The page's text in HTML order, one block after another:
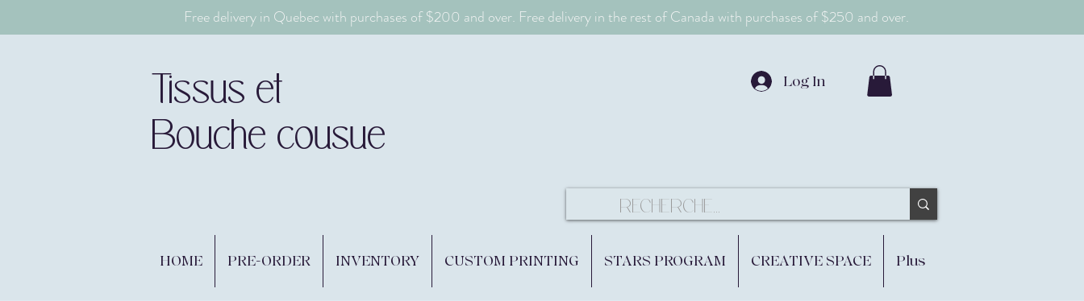
Free delivery in Quebec with purchases of $200 and over. Free delivery in the rest of Canada with purchases of $250 and over.
Tissus et
Bouche cousue
Log In
HOME PRE-ORDER INVENTORY CUSTOM PRINTING STARS PROGRAM CREATIVE SPACE Plus